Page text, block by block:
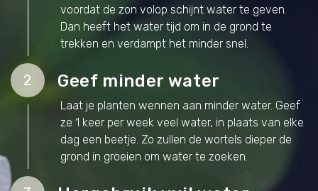
voordat de zon volop schijnt water te geven.
Dan heeft het water tijd om in de grond te
trekken en verdampt het minder snel.
2 Geef minder water
Laat je planten wennen aan minder water. Geef
ze 1 keer per week veel water, in plaats van elke
dag een beetje. Zo zullen de wortels dieper de
grond in groeien om water te zoeken.